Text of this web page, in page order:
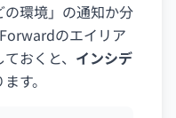
環境」の通知か分
のエイリア
おくと、 インシデ
す。